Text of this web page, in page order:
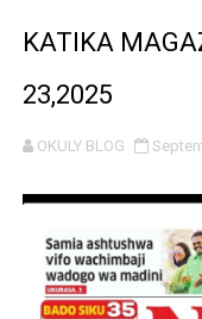
REA YAPELEKA
Msajili wa Hazina
KATIKA
23,2025
OKULY BLOG